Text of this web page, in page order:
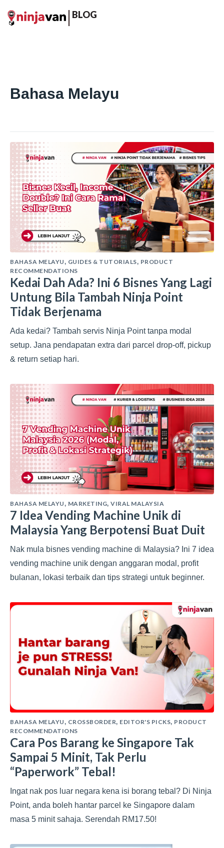
BLOG
Bahasa Melayu
BAHASA MELAYU, GUIDES & TUTORIALS, PRODUCT
RECOMMENDATIONS
Kedai Dah Ada? Ini 6 Bisnes Yang Lagi
Untung Bila Tambah Ninja Point
Tidak Berjenama
Ada kedai? Tambah servis Ninja Point tanpa modal
setup. Jana pendapatan extra dari parcel drop-off, pickup
& return setiap hari.
BAHASA MELAYU, MARKETING, VIRAL MALAYSIA
7 Idea Vending Machine Unik di
Malaysia Yang Berpotensi Buat Duit
Nak mula bisnes vending machine di Malaysia? Ini 7 idea
vending machine unik dengan anggaran modal, profit
bulanan, lokasi terbaik dan tips strategi untuk beginner.
BAHASA MELAYU, CROSSBORDER, EDITOR'S PICKS, PRODUCT
RECOMMENDATIONS
Cara Pos Barang ke Singapore Tak
Sampai 5 Minit, Tak Perlu
“Paperwork” Tebal!
Ingat nak pos luar negara kena isi borang tebal? Di Ninja
Point, anda boleh hantar parcel ke Singapore dalam
masa 5 minit sahaja. Serendah RM17.50!